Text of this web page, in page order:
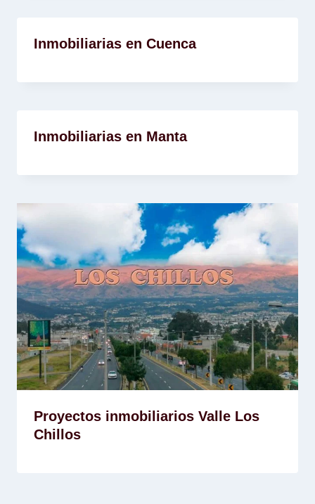
Inmobiliarias en Cuenca
Inmobiliarias en Manta
Proyectos inmobiliarios Valle Los
Chillos